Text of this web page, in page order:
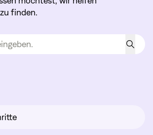
finden.